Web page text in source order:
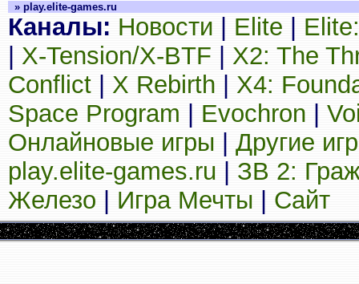
» play.elite-games.ru
Каналы: Новости Elite
X-Tension/X-BTF
X2: The
Conflict
X Rebirth
X4:
Space Program
Evochron
Онлайновые игры
Другие
play.elite-games.ru
ЗВ 2:
Железо
Игра Мечты Сайт